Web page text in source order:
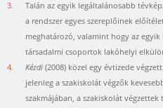
3.
Talán az egyik legáltalánosabb
a rendszer egyes szereplőinek
meghatározó, valamint hogy az
társadalmi csoportok lakóhelyi
4.
Kézdi(2008) közel egy évtizede
jelenleg a szakiskolát végzők
szakmájában, a szakiskolát